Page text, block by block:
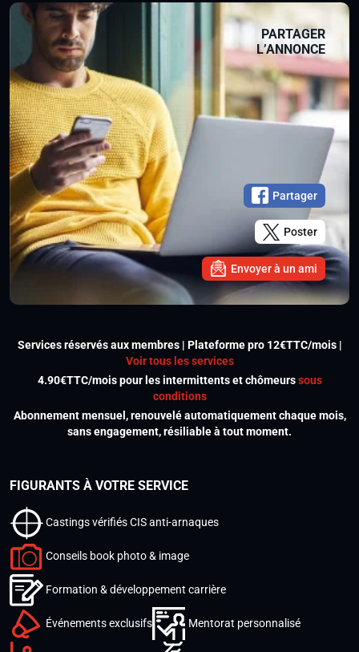
PARTAGER
L’ANNONCE
Partager
Poster
Envoyer à un ami
Services réservés aux membres | Plateforme pro 12€TTC/mois |
Voir tous les services
4.90€TTC/mois pour les intermittents et chômeurssous
conditions
Abonnement mensuel, renouvelé automatiquement chaque mois,
sans engagement, résiliable à tout moment.
FIGURANTS À VOTRE SERVICE
Castings vérifiés CIS anti-arnaques
Conseils book photo & image
Formation & développement carrière
Événements exclusifs Mentorat personnalisé